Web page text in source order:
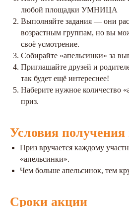
любой площадки УМНИЦА
Выполняйте задания — они
возрастным группам, но вы
своё усмотрение.
Собирайте «апельсинки» за
Приглашайте друзей и
так будет ещё интереснее!
Наберите нужное количество
приз.
Условия получения
Приз вручается каждому
«апельсинки».
Чем больше апельсинок, тем
Сроки акции